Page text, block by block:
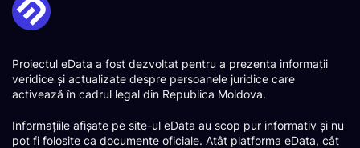
Proiectul eData a fost dezvoltat pentru a prezenta informații
veridice și actualizate despre persoanele juridice care
activează în cadrul legal din Republica Moldova.
Informațiile afișate pe site-ul eData au scop pur informativ și nu
pot fi folosite ca documente oficiale. Atât platforma eData, cât